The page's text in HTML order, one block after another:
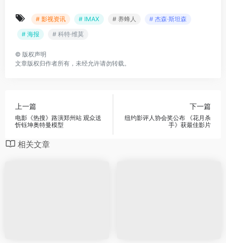
# 影视资讯 # IMAX # 养蜂人
# 杰森·斯坦森
# 海报
# 科特·维莫
© 版权声明
文章版权归作者所有，未经允许请勿转载。
上一篇
电影《热搜》路演郑州站 观众送
忻钰坤奥特曼模型
下一篇
纽约影评人协会奖公布 《花月杀
手》获最佳影片
相关文章